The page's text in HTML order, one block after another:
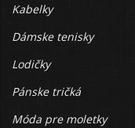
Kabelky
Dámske tenisky
Lodičky
Pánske tričká
Móda pre moletky